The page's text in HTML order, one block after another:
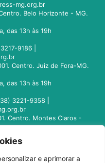
e aprimorar a
mg.org.br
Belo Horizonte - MG.
das 13h às 19h
9186 |
Centro. Juiz de Fora-MG.
das 13h às 19h
3221-9358 |
Centro. Montes Claros -